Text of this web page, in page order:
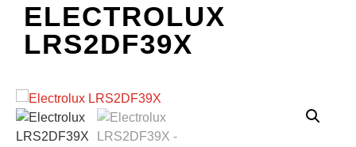
ELECTROLUX
LRS2DF39X